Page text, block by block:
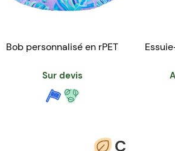
Bob personnalisé en rPET
Sur devis
C